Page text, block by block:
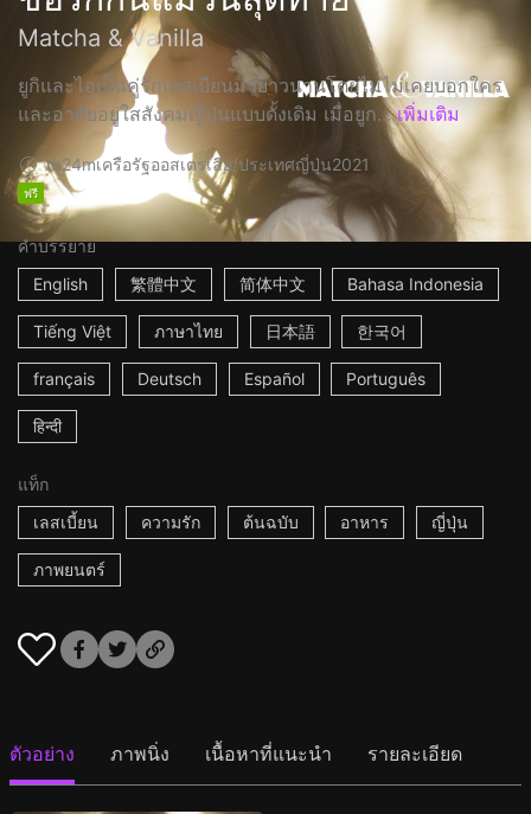
Matcha & Vanilla
ยูกิและไอเป็นคู่รักเลสเบียนมายาวนานโดยไม่ไม่เคยบอกใคร
และอาศัยอยู่ใสสังคมญี่ปุ่นแบบดั้งเดิม เมื่อยูก... เพิ่มเติม
1h24mเครือรัฐออสเตรเลีย/ประเทศญี่ปุ่น2021
ฟรี
คำบรรยาย
English
繁體中文 简体中文 Bahasa Indonesia
Tiếng Việt ภาษาไทย 日本語 한국어
français Deutsch Español Português
हिन्दी
แท็ก
เลสเบี้ยน
ความรัก ต้นฉบับ อาหาร ญี่ปุ่น
ภาพยนตร์
ตัวอย่าง ภาพนิ่ง เนื้อหาที่แนะนำ รายละเอียด